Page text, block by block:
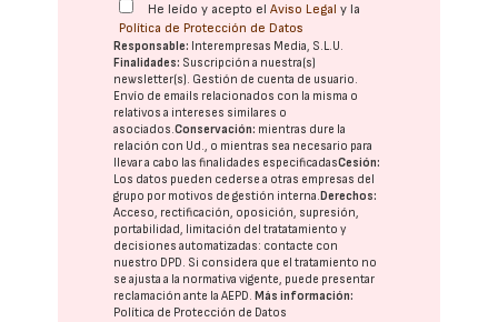
He leído y acepto elAviso Legal y la
Política de Protección de Datos
Responsable: Interempresas Media, S.L.U.
Finalidades: Suscripción a nuestra(s)
newsletter(s). Gestión de cuenta de usuario.
Envío de emails relacionados con la misma o
relativos a intereses similares o
asociados.Conservación: mientras dure la
relación con Ud., o mientras sea necesario para
llevar a cabo las finalidades especificadasCesión:
Los datos pueden cederse a otras empresas del
grupo por motivos de gestión interna. Derechos:
Acceso, rectificación, oposición, supresión,
portabilidad, limitación del tratatamiento y
decisiones automatizadas: contacte con
nuestro DPD. Si considera que el tratamiento no
se ajusta a la normativa vigente, puede presentar
reclamación ante laAEPD. Más información:
Política de Protección de Datos